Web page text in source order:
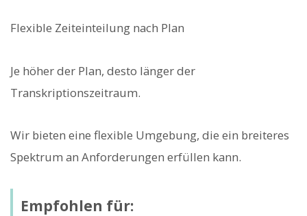
Flexible Zeiteinteilung nach Plan
Je höher der Plan, desto länger der
Transkriptionszeitraum.
Wir bieten eine flexible Umgebung, die ein breiteres
Spektrum an Anforderungen erfüllen kann.
Empfohlen für: